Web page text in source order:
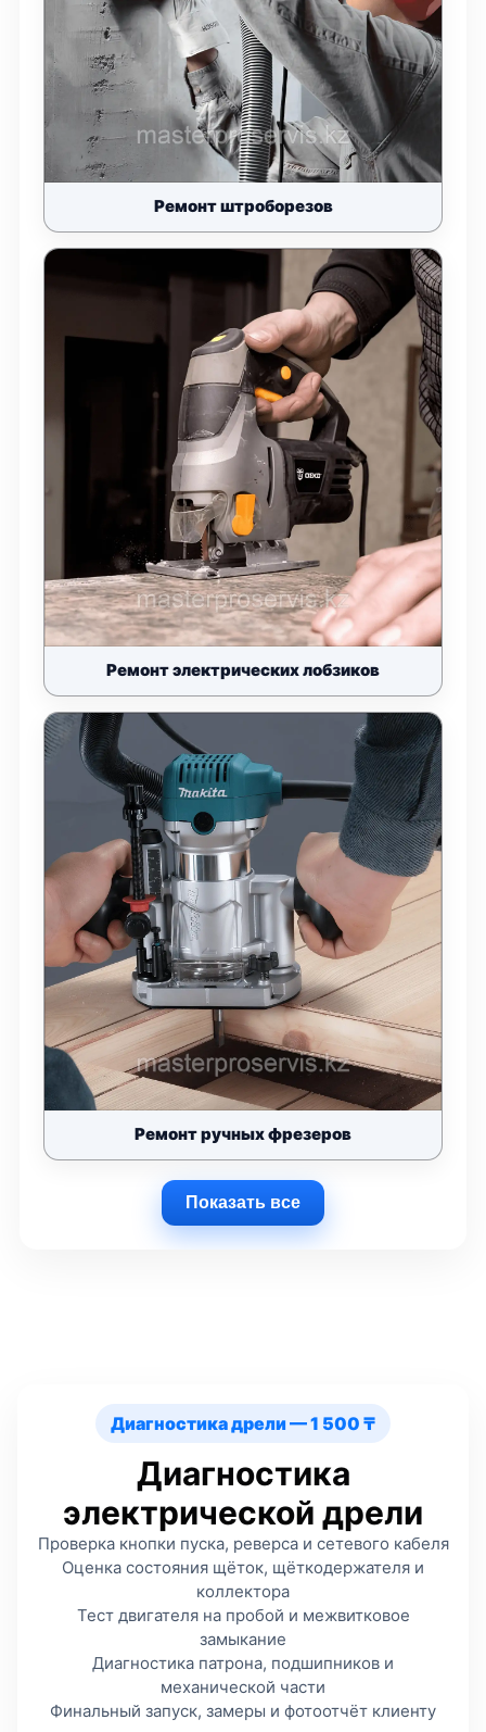
Ремонт штроборезов
Ремонт электрических лобзиков
Ремонт ручных фрезеров
Показать все
Диагностика дрели — 1 500 ₸
Диагностика
электрической дрели
Проверка кнопки пуска, реверса и сетевого кабеля
Оценка состояния щёток, щёткодержателя и
коллектора
Тест двигателя на пробой и межвитковое
замыкание
Диагностика патрона, подшипников и
механической части
Финальный запуск, замеры и фотоотчёт клиенту